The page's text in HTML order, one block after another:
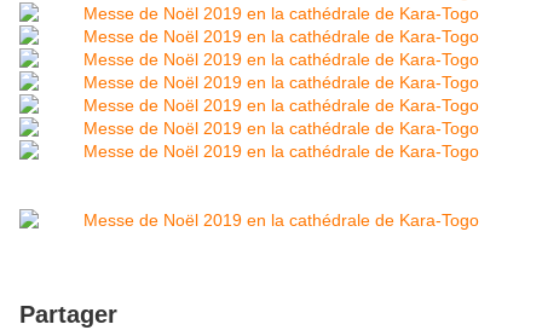
Partager